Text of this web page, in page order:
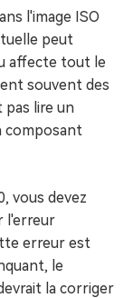
l'image ISO
peut
affecte tout le
souvent des
pas lire un
composant
vous devez
l'erreur
erreur est
le
la corriger